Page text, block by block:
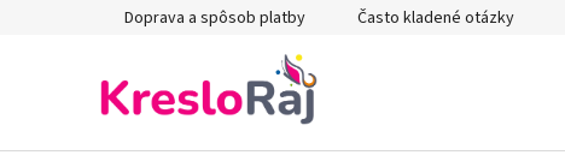
Doprava a spôsob platby Často kladené otázky